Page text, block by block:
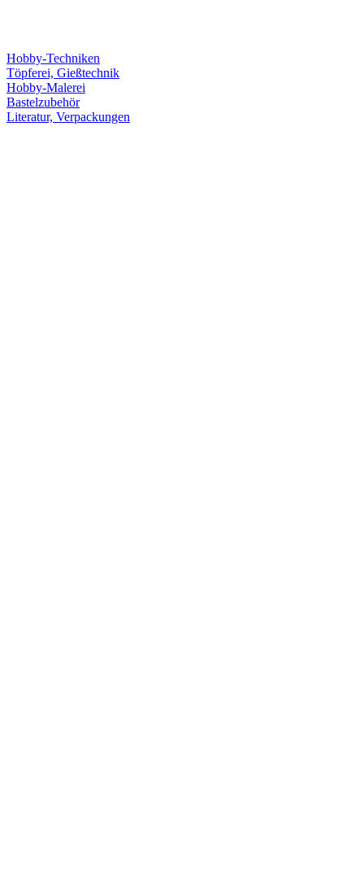
Hobby-Techniken
Töpferei, Gießtechnik
Hobby-Malerei
Bastelzubehör
Literatur, Verpackungen